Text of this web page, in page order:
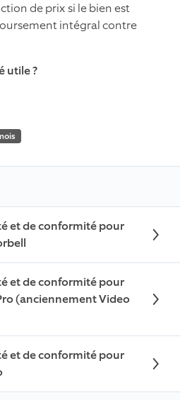
de prix si le bien est
intégral contre
utile ?
et de conformité pour
et de conformité pour
(anciennement Video
et de conformité pour